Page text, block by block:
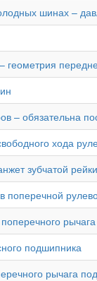
шинах –
геометрия
– обязательна
хода
зубчатой рейки
поперечной
рычага
подшипника
рычага